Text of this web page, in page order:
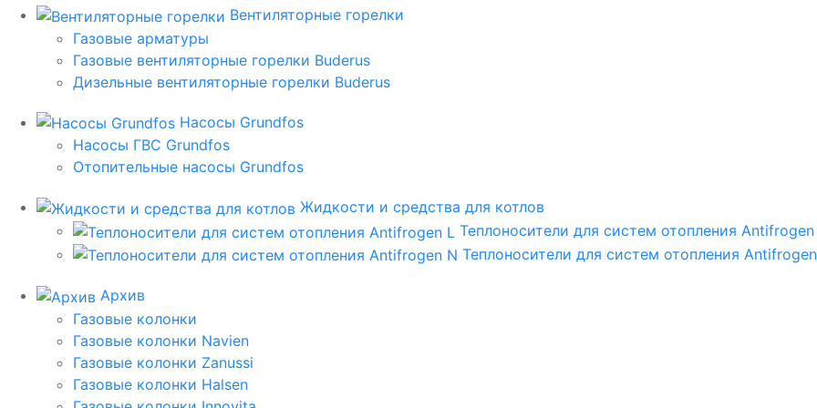
Вентиляторные горелки
Газовые арматуры
Газовые вентиляторные горелки Buderus
Дизельные вентиляторные горелки Buderus
Насосы Grundfos
Насосы ГВС Grundfos
Отопительные насосы Grundfos
Жидкости и средства для котлов
Теплоносители для систем отопления
Теплоносители для систем отопления
Архив
Газовые колонки
Газовые колонки Navien
Газовые колонки Zanussi
Газовые колонки Halsen